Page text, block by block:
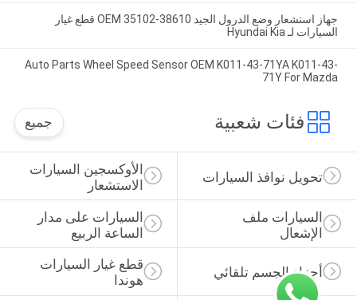
جهاز استشعار وضع الدرول الجيد OEM 35102-38610 قطع غيار
السيارات لـ Hyundai Kia
Auto Parts Wheel Speed Sensor OEM K011-43-71YA K011-43-
71Y For Mazda
فئات شعبية جميع
الأوكسجين السيارات
الاستشعار
تحويل نوافذ السيارات
السيارات على مدار
الساعة الربيع
السيارات ملف
الإشعال
قطع غيار السيارات
هوندا
أجزاء الجسم تلقائي